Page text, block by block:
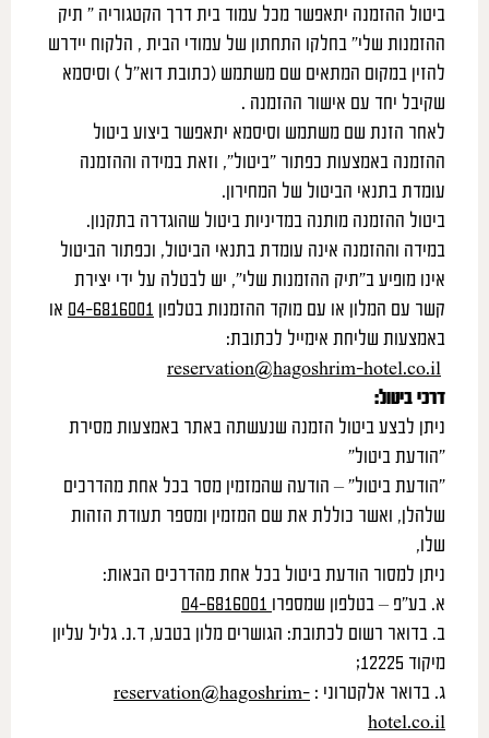
ביטול ההזמנה יתאפשר מכל עמוד בית דרך הקטגוריה ” תיק
ההזמנות שלי” בחלקו התחתון של עמודי הבית , הלקוח יידרש
להזין במקום המתאים שם משתמש (כתובת דוא”ל ) וסיסמא
שקיבל יחד עם אישור ההזמנה .
לאחר הזנת שם משתמש וסיסמא יתאפשר ביצוע ביטול
ההזמנה באמצעות כפתור “ביטול”, וזאת במידה וההזמנה
עומדת בתנאי הביטול של המחירון.
ביטול ההזמנה מותנה במדיניות ביטול שהוגדרה בתקנון.
במידה וההזמנה אינה עומדת בתנאי הביטול, וכפתור הביטול
אינו מופיע ב”תיק ההזמנות שלי”, יש לבטלה על ידי יצירת
קשר עם המלון או עם מוקד ההזמנות בטלפון 04-6816001או
באמצעות שליחת אימייל לכתובת:
reservation@hagoshrim-hotel.co.il
דרכי ביטול:
ניתן לבצע ביטול הזמנה שנעשתה באתר באמצעות מסירת
“הודעת ביטול”
“הודעת ביטול” – הודעה שהמזמין מסר בכל אחת מהדרכים
שלהלן, ואשר כוללת את שם המזמין ומספר תעודת הזהות
שלו,
ניתן למסור הודעת ביטול בכל אחת מהדרכים הבאות:
א. בע”פ – בטלפון שמספרו04-6816001
ב. בדואר רשום לכתובת: הגושרים מלון בטבע, ד.נ. גליל עליון
מיקוד 12225;
ג. בדואר אלקטרוני : reservation@hagoshrim-
hotel.co.il